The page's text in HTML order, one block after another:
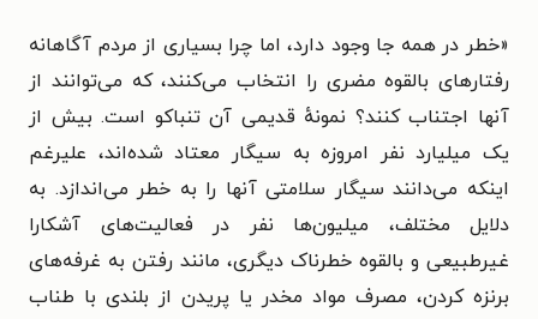
«خطر در همه جا وجود دارد، اما چرا بسیاری از مردم آگاهانه
رفتارهای بالقوه مضری را انتخاب می‌کنند، که می‌توانند از
آنها اجتناب کنند؟ نمونهٔ قدیمی آن تنباکو است. بیش از
یک میلیارد نفر امروزه به سیگار معتاد شده‌اند، علیرغم
اینکه می‌دانند سیگار سلامتی آنها را به خطر می‌اندازد. به
دلایل مختلف، میلیون‌ها نفر در فعالیت‌های آشکارا
غیرطبیعی و بالقوه خطرناک دیگری، مانند رفتن به غرفه‌های
برنزه کردن، مصرف مواد مخدر یا پریدن از بلندی با طناب